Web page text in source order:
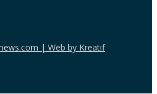
| Web by Kreatif